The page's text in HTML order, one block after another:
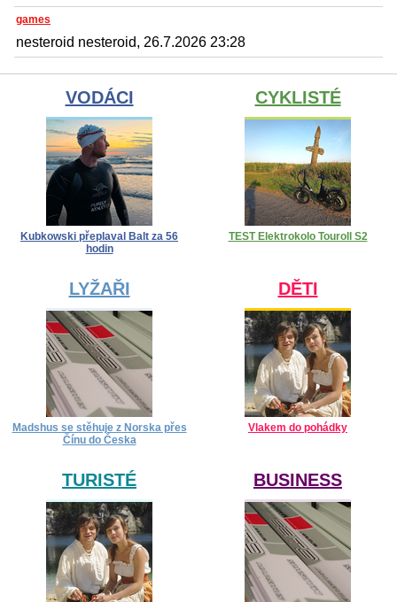
games
nesteroid nesteroid, 26.7.2026 23:28
VODÁCI
Kubkowski přeplaval Balt za 56
hodin
CYKLISTÉ
TEST Elektrokolo Touroll S2
LYŽAŘI
Madshus se stěhuje z Norska přes
Čínu do Česka
DĚTI
Vlakem do pohádky
TURISTÉ BUSINESS